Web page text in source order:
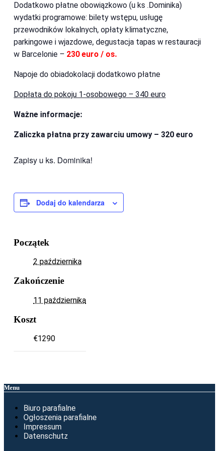
Dodatkowo płatne obowiązkowo (u ks .Dominika)
wydatki programowe: bilety wstępu, usługę
przewodników lokalnych, opłaty klimatyczne,
parkingowe i wjazdowe, degustacja tapas w restauracji
w Barcelonie – 230 euro / os.
Napoje do obiadokolacji dodatkowo płatne
Dopłata do pokoju 1-osobowego – 340 euro
Ważne informacje:
Zaliczka płatna przy zawarciu umowy – 320 euro
Zapisy u ks. Dominika!
Dodaj do kalendarza
Początek
2 października
Zakończenie
11 października
Koszt
€1290
Menu
Biuro parafialne
Ogłoszenia parafialne
Impressum
Datenschutz